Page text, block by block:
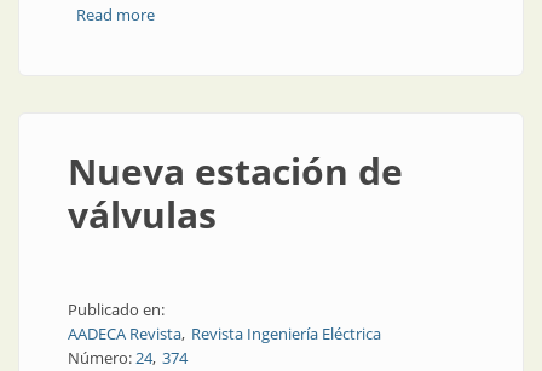
Read moreabout Una industria con puertas abiertas
Nueva estación de
válvulas
Publicado en:
AADECA Revista Revista Ingeniería Eléctrica
Número:24 374